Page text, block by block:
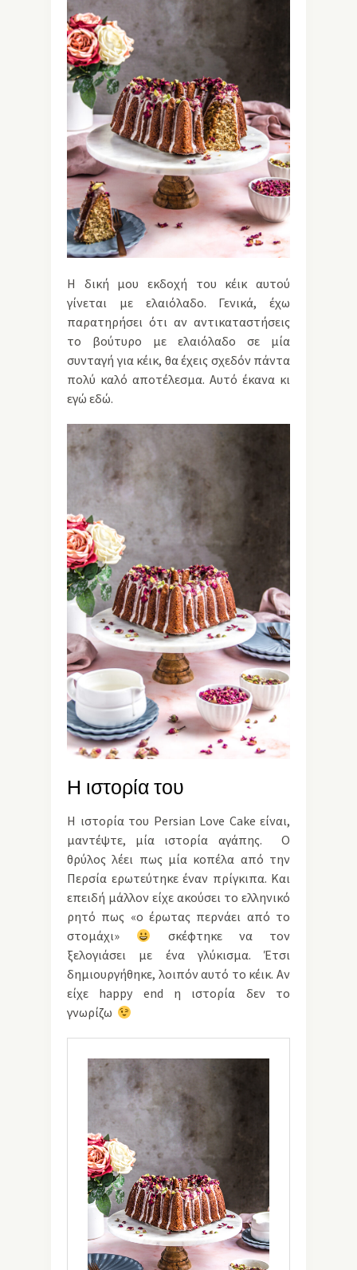
Η δική μου εκδοχή του κέικ αυτού
γίνεται με ελαιόλαδο. Γενικά, έχω
παρατηρήσει ότι αν αντικαταστήσεις
το βούτυρο με ελαιόλαδο σε μία
συνταγή για κέικ, θα έχεις σχεδόν πάντα
πολύ καλό αποτέλεσμα. Αυτό έκανα κι
εγώ εδώ.
Η ιστορία του
Η ιστορία του Persian Love Cake είναι,
μαντέψτε, μία ιστορία αγάπης. Ο
θρύλος λέει πως μία κοπέλα από την
Περσία ερωτεύτηκε έναν πρίγκιπα. Και
επειδή μάλλον είχε ακούσει το ελληνικό
ρητό πως «ο έρωτας περνάει από το
στομάχι»
σκέφτηκε να τον
ξελογιάσει με ένα γλύκισμα. Έτσι
δημιουργήθηκε, λοιπόν αυτό το κέικ. Αν
είχε happy end η ιστορία δεν το
γνωρίζω